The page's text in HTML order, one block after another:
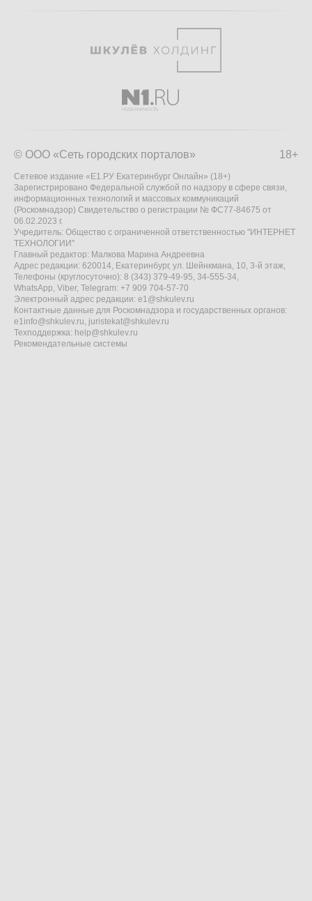
18+
© ООО «Сеть городских порталов»
Сетевое издание «Е1.РУ Екатеринбург Онлайн» (18+)
Зарегистрировано Федеральной службой по надзору в сфере связи,
информационных технологий и массовых коммуникаций
(Роскомнадзор) Свидетельство о регистрации № ФС77-84675 от
06.02.2023 г.
Учредитель: Общество с ограниченной ответственностью "ИНТЕРНЕТ
ТЕХНОЛОГИИ"
Главный редактор: Малкова Марина Андреевна
Адрес редакции: 620014, Екатеринбург, ул. Шейнкмана, 10, 3-й этаж,
Телефоны (круглосуточно): 8 (343) 379-49-95, 34-555-34,
WhatsApp, Viber, Telegram: +7 909 704-57-70
Электронный адрес редакции: e1@shkulev.ru
Контактные данные для Роскомнадзора и государственных органов:
e1info@shkulev.ru, juristekat@shkulev.ru
Техподдержка: help@shkulev.ru
Рекомендательные системы